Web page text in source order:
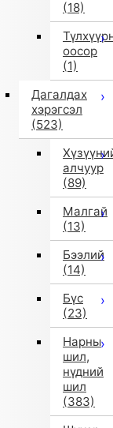
(18)
оосор
(1)
Дагалдах
хэрэгсэл
(523)
алчуур
(89)
Малгай
(13)
Бээлий
(14)
Бүс
(23)
Нарны
шил,
нүдний
шил
(383)